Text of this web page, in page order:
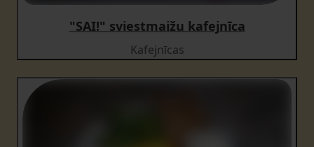
"SAI!" sviestmaižu kafejnīca
Kafejnīcas